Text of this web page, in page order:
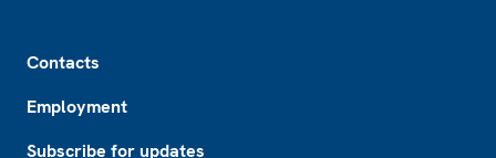
Contacts
Employment
Subscribe for updates